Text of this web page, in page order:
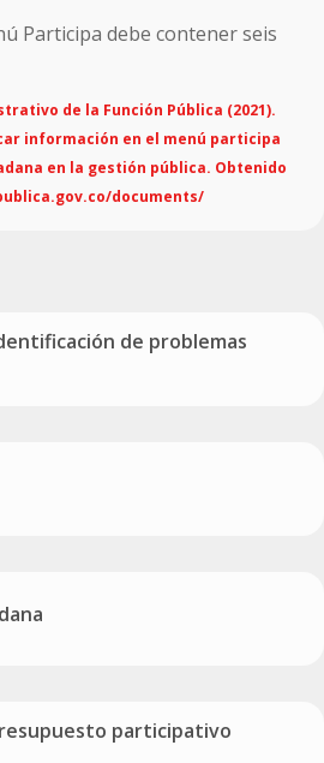
Participa debe contener seis
de la Función Pública (2021).
información en el menú participa
en la gestión pública. Obtenido
documents/
de problemas
participativo